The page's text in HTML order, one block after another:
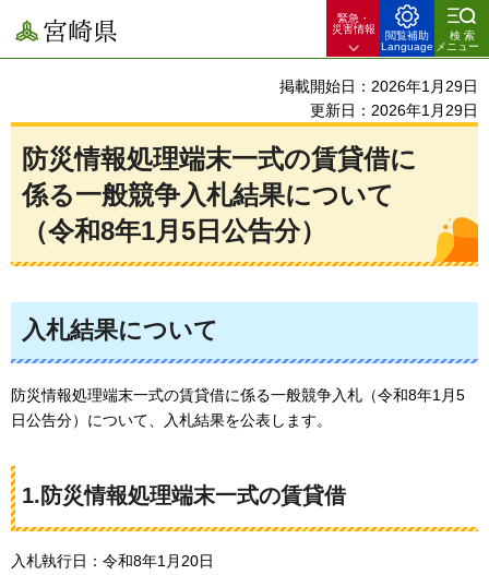
宮崎県
緊急・
災害情報
閲覧補助
Language
検索
メニュー
掲載開始日：2026年1月29日
更新日：2026年1月29日
防災情報処理端末一式の賃貸借に
係る一般競争入札結果について
（令和8年1月5日公告分）
入札結果について
防災情報処理端末一式の賃貸借に係る一般競争入札（令和8年1月5
日公告分）について、入札結果を公表します。
1.防災情報処理端末一式の賃貸借
入札執行日：令和8年1月20日